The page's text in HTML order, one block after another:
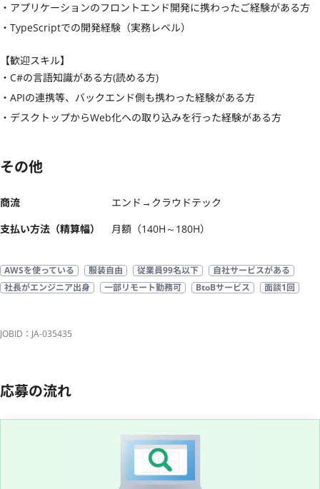
・アプリケーションのフロントエンド開発に携わったご経験がある方
・TypeScriptでの開発経験（実務レベル）
【歓迎スキル】
・C#の言語知識がある方(読める方)
・APIの連携等、バックエンド側も携わった経験がある方
・デスクトップからWeb化への取り込みを行った経験がある方
その他
商流
エンド→クラウドテック
支払い方法（精算幅）
月額（140H～180H）
AWSを使っている 服装自由 従業員99名以下
自社サービスがある
社長がエンジニア出身
一部リモート勤務可 BtoBサービス 面談1回
JOBID：JA-035435
応募の流れ